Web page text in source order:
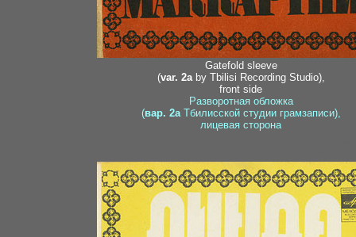
Gatefold sleeve
(var. 2aby Tbilisi Recording Studio),
front side
Разворотная обложка
(вар. 2aТбилисской студии грамзаписи),
лицевая сторона